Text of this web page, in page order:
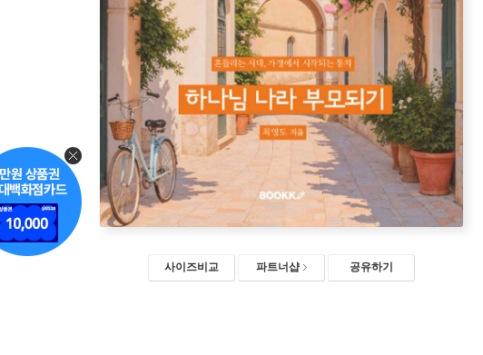
사이즈비교 파트너샵 공유하기